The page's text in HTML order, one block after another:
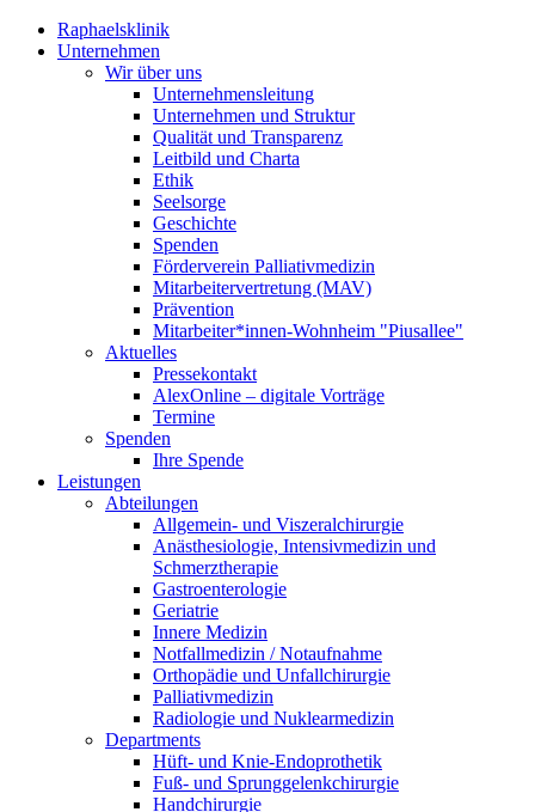
Raphaelsklinik
Unternehmen
Wir über uns
Unternehmensleitung
Unternehmen und Struktur
Qualität und Transparenz
Leitbild und Charta
Ethik
Seelsorge
Geschichte
Spenden
Förderverein Palliativmedizin
Mitarbeitervertretung (MAV)
Prävention
Mitarbeiter*innen-Wohnheim "Piusallee"
Aktuelles
Pressekontakt
AlexOnline – digitale Vorträge
Termine
Spenden
Ihre Spende
Leistungen
Abteilungen
Allgemein- und Viszeralchirurgie
Anästhesiologie, Intensivmedizin und
Schmerztherapie
Gastroenterologie
Geriatrie
Innere Medizin
Notfallmedizin / Notaufnahme
Orthopädie und Unfallchirurgie
Palliativmedizin
Radiologie und Nuklearmedizin
Departments
Hüft- und Knie-Endoprothetik
Fuß- und Sprunggelenkchirurgie
Handchirurgie